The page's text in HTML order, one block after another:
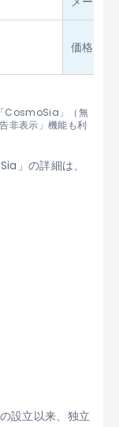
価格
CosmoSia」（無
非表示」機能も利
」の詳細は、
設立以来、独立